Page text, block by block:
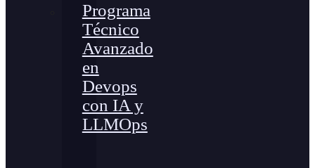
Programa
Técnico
Avanzado
en
Devops
con IA y
LLMOps